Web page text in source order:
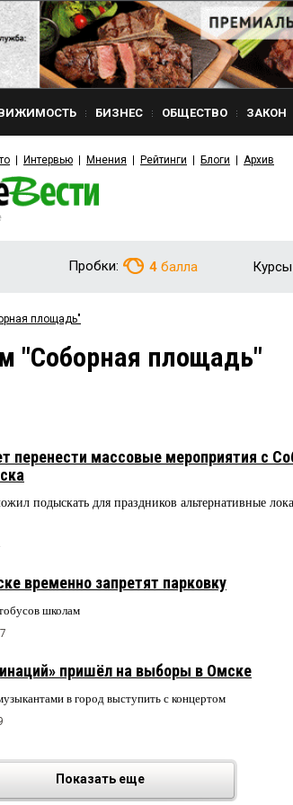
БИЗНЕС ОБЩЕСТВО ЗАКОН
Интервью Мнения Рейтинги Блоги Архив
Пробки: 4 балла
площадь"
"Соборная площадь"
перенести массовые мероприятия с
подыскать для праздников альтернативные
временно запретят парковку
школам
пришёл на выборы в Омске
в город выступить с концертом
Показать еще